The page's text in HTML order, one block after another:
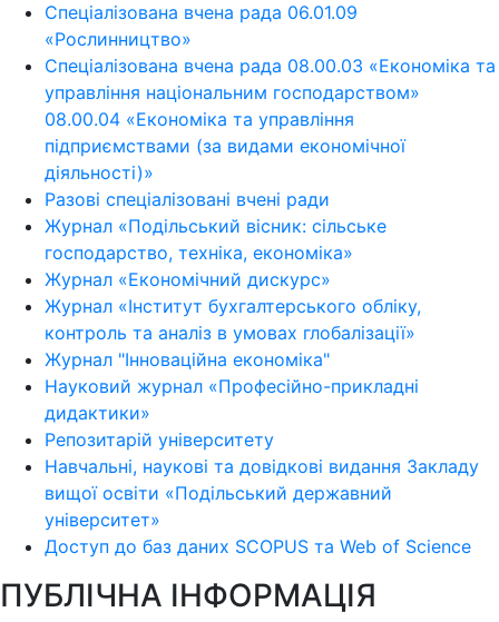
Спеціалізована вчена рада 06.01.09
«Рослинництво»
Спеціалізована вчена рада 08.00.03 «Економіка та
управління національним господарством»
08.00.04 «Економіка та управління
підприємствами (за видами економічної
діяльності)»
Разові спеціалізовані вчені ради
Журнал «Подільський вісник: сільське
господарство, техніка, економіка»
Журнал «Економічний дискурс»
Журнал «Інститут бухгалтерського обліку,
контроль та аналіз в умовах глобалізації»
Журнал "Інноваційна економіка"
Науковий журнал «Професійно-прикладні
дидактики»
Репозитарій університету
Навчальні, наукові та довідкові видання Закладу
вищої освіти «Подільський державний
університет»
Доступ до баз даних SCOPUS та Web of Science
ПУБЛІЧНА ІНФОРМАЦІЯ